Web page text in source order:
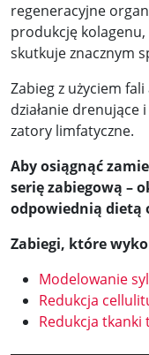
regeneracyjne
produkcję
skutkuje znacznym
Zabieg z użyciem
działanie drenujące
zatory limfatyczne.
Aby osiągnąć
serię zabiegową –
odpowiednią dietą
Zabiegi, które
Modelowanie
Redukcja
Redukcja tkanki